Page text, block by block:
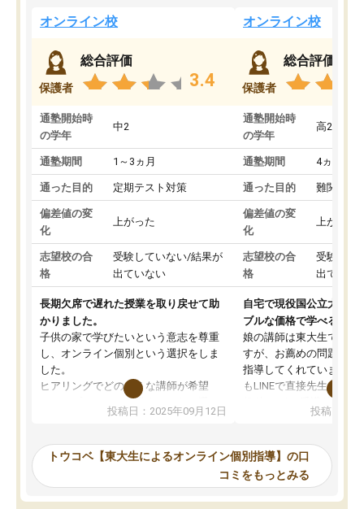
オンライン校
保護者
総合評価
3.4
通塾開始時
の学年
中2
通塾期間 1～3ヵ月
通った目的 定期テスト対策
偏差値の変
化
上がった
志望校の合
格
受験していない/結果が
出ていない
長期欠席で遅れた授業を取り戻せて助
かりました。
子供の家で学びたいという意志を尊重
し、オンライン個別という選択をしま
した。
ヒアリングでどのような講師が希望
か、オプションは付帯するかなど選ぶ
事が出来ました。
ーティングを行い、その講師で良いか
見てから講師を決定する事ができま
す。
投稿日：2025年09月12日
オンライン校
保護者
総合評価
通塾開始時
の学年
高2
通塾期間 4ヵ月～1
通った目的 難関私立
偏差値の変
化
上がった
志望校の合
格
受験して
出ていな
自宅で現役国公立大学生
ブルな価格で学べる
娘の講師は東大生では無
すが、お薦めの問題集や
指導してくれています。
もLINEで直接先生に質問
めれるので、個人に合
いなのがあり(有料)、受
ことをどんなスケジュー
くか相談したのですが、
ち期待したものではなく
投稿日：
トウコベ【東大生によるオンライン個別指導】の口
コミをもっとみる